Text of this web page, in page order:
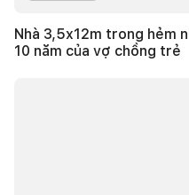
Nhà 3,5x12m trong hẻm
10 năm của vợ chồng trẻ